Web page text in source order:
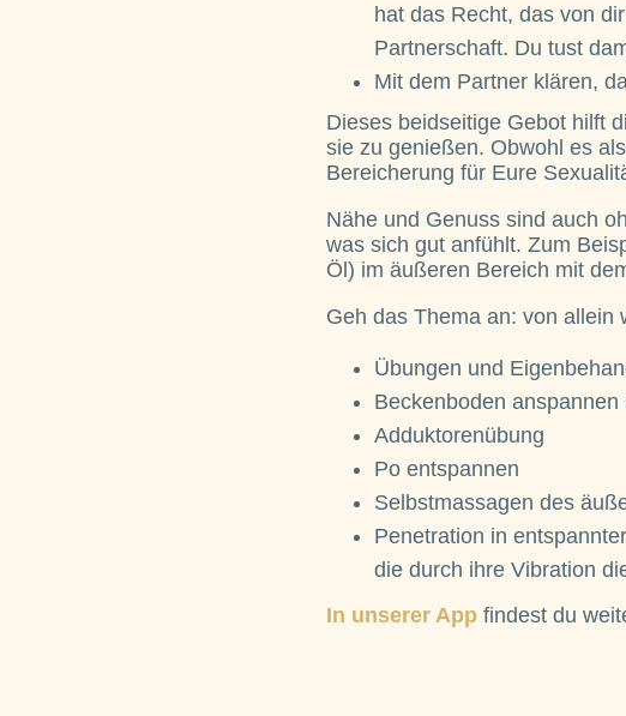
hat das Recht, das von
Partnerschaft. Du tust
Mit dem Partner klären,
Dieses beidseitige Gebot hilft
sie zu genießen. Obwohl es
Bereicherung für Eure
Nähe und Genuss sind auch
was sich gut anfühlt. Zum
Öl) im äußeren Bereich mit
Geh das Thema an: von allein
Übungen und
Beckenboden
Adduktorenübung
Po entspannen
Selbstmassagen des
Penetration in
die durch ihre Vibration
In unserer App findest du